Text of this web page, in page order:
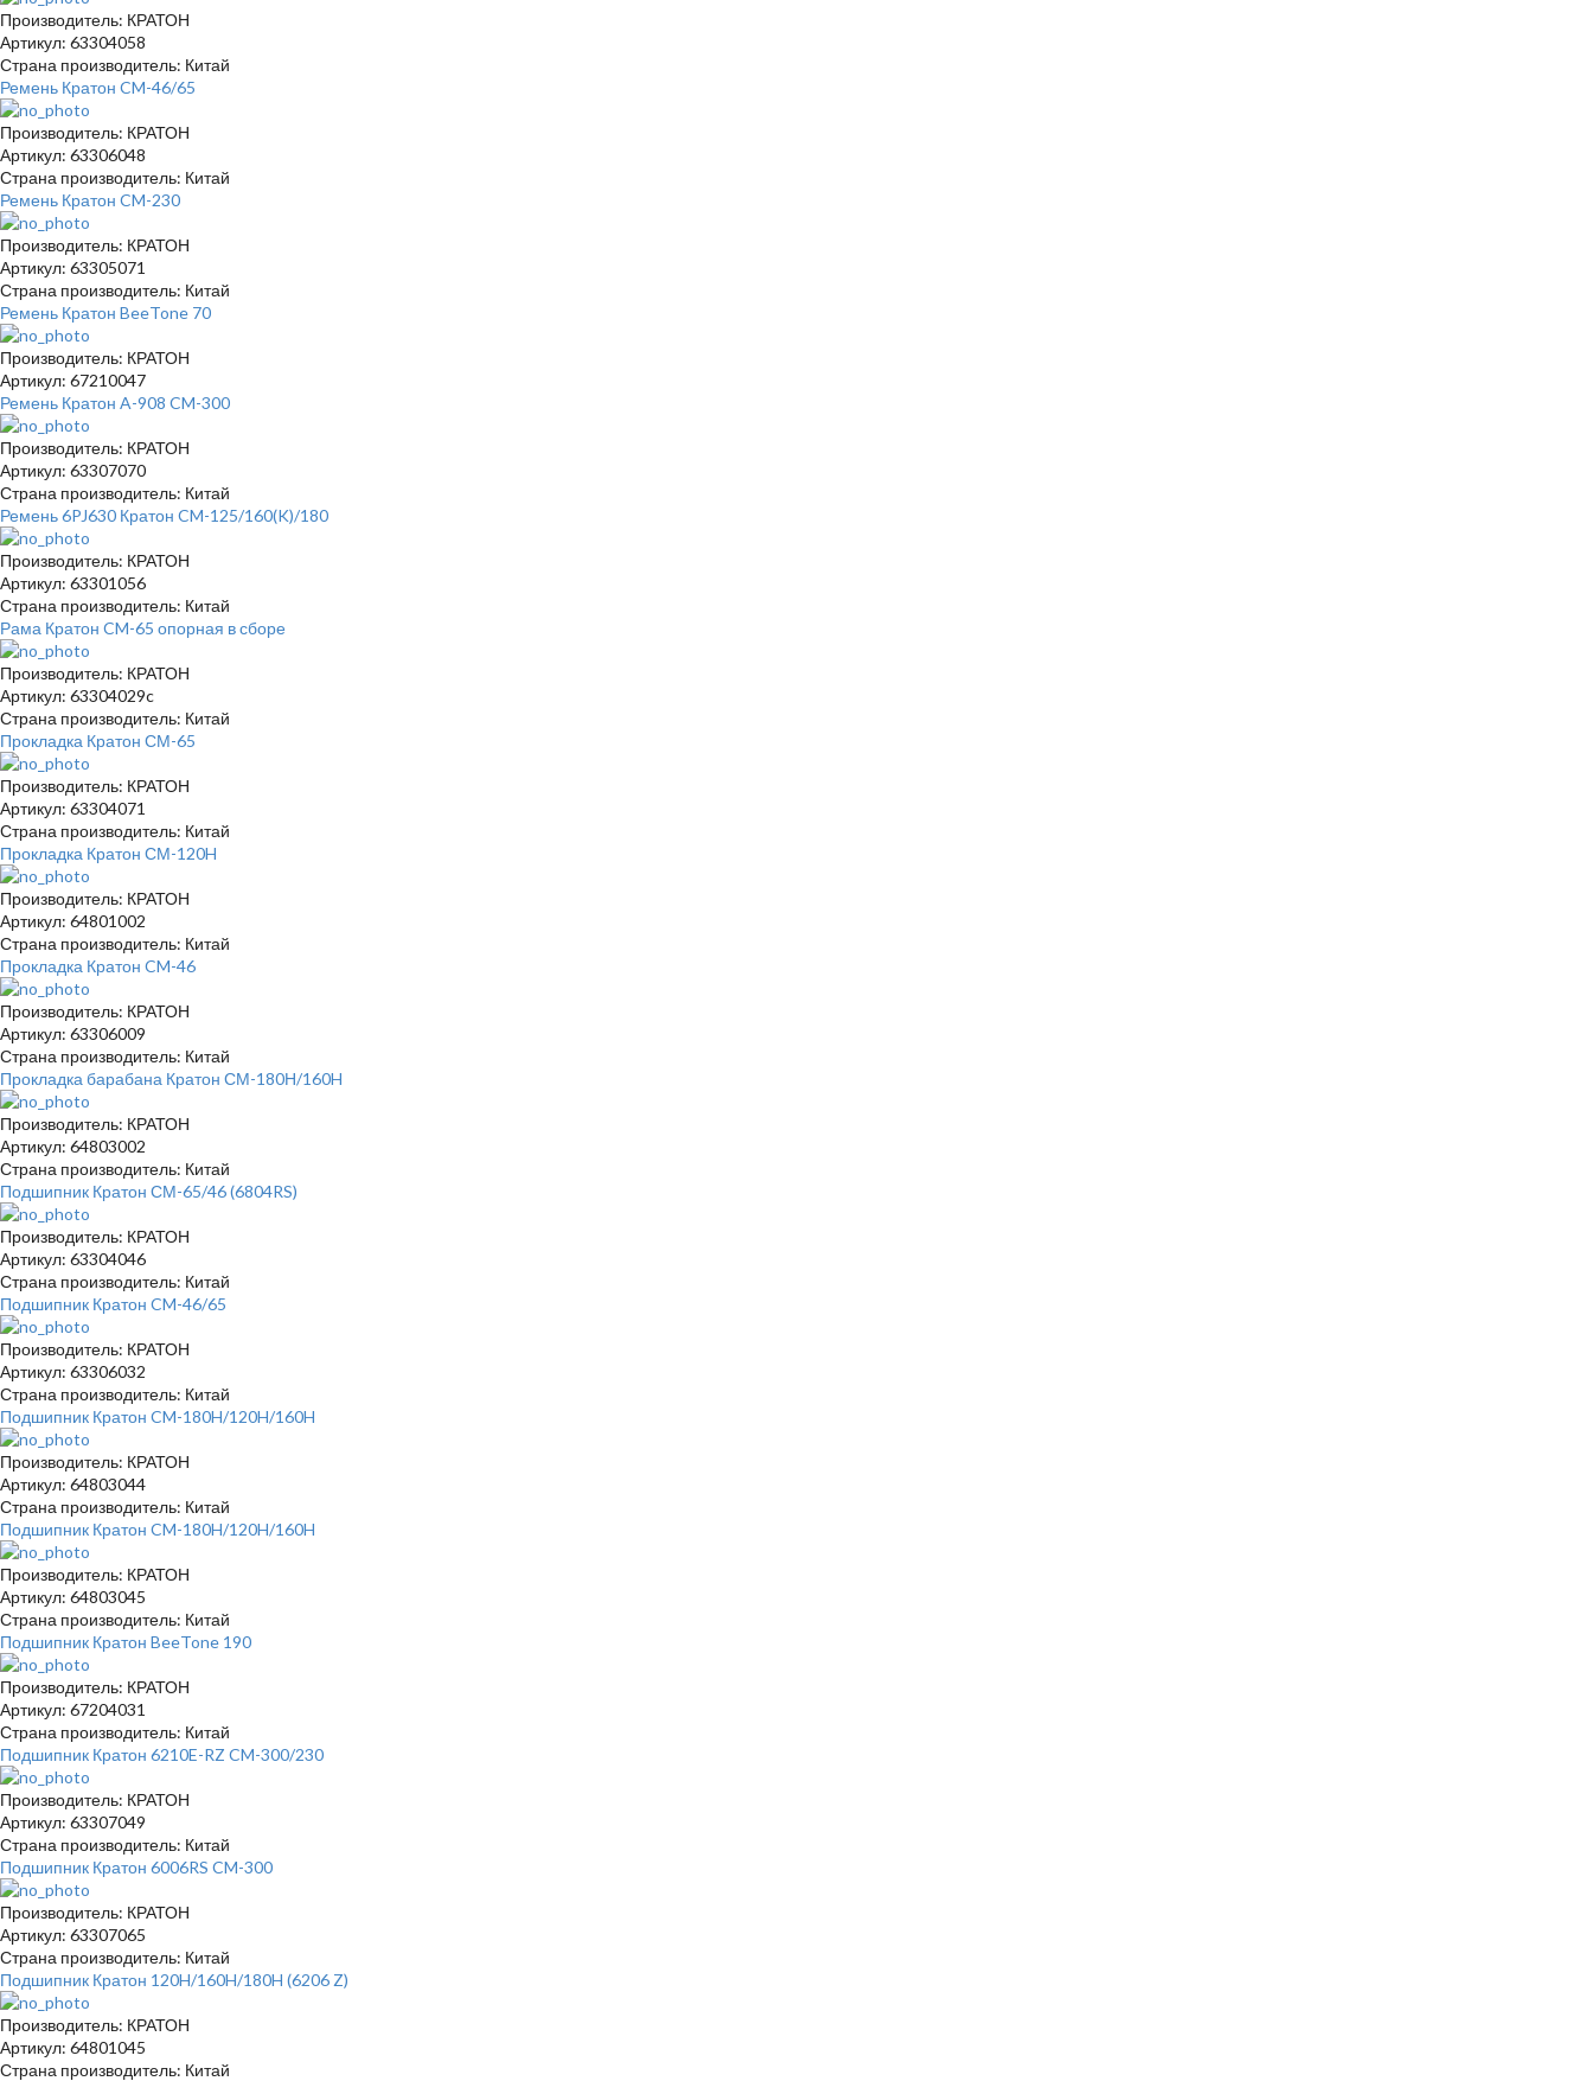
Производитель: КРАТОН
Артикул: 63304058
Страна производитель: Китай
Ремень Кратон CM-46/65
Производитель: КРАТОН
Артикул: 63306048
Страна производитель: Китай
Ремень Кратон CM-230
Производитель: КРАТОН
Артикул: 63305071
Страна производитель: Китай
Ремень Кратон BeeTone 70
Производитель: КРАТОН
Артикул: 67210047
Ремень Кратон A-908 CM-300
Производитель: КРАТОН
Артикул: 63307070
Страна производитель: Китай
Ремень 6PJ630 Кратон CM-125/160(K)/180
Производитель: КРАТОН
Артикул: 63301056
Страна производитель: Китай
Рама Кратон CM-65 опорная в сборе
Производитель: КРАТОН
Артикул: 63304029c
Страна производитель: Китай
Прокладка Кратон СМ-65
Производитель: КРАТОН
Артикул: 63304071
Страна производитель: Китай
Прокладка Кратон СМ-120H
Производитель: КРАТОН
Артикул: 64801002
Страна производитель: Китай
Прокладка Кратон CM-46
Производитель: КРАТОН
Артикул: 63306009
Страна производитель: Китай
Прокладка барабана Кратон СМ-180Н/160H
Производитель: КРАТОН
Артикул: 64803002
Страна производитель: Китай
Подшипник Кратон СМ-65/46 (6804RS)
Производитель: КРАТОН
Артикул: 63304046
Страна производитель: Китай
Подшипник Кратон CM-46/65
Производитель: КРАТОН
Артикул: 63306032
Страна производитель: Китай
Подшипник Кратон CM-180H/120H/160H
Производитель: КРАТОН
Артикул: 64803044
Страна производитель: Китай
Подшипник Кратон CM-180H/120H/160H
Производитель: КРАТОН
Артикул: 64803045
Страна производитель: Китай
Подшипник Кратон BeeTone 190
Производитель: КРАТОН
Артикул: 67204031
Страна производитель: Китай
Подшипник Кратон 6210E-RZ CM-300/230
Производитель: КРАТОН
Артикул: 63307049
Страна производитель: Китай
Подшипник Кратон 6006RS CM-300
Производитель: КРАТОН
Артикул: 63307065
Страна производитель: Китай
Подшипник Кратон 120H/160H/180H (6206 Z)
Производитель: КРАТОН
Артикул: 64801045
Страна производитель: Китай